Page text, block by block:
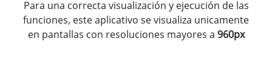
Para una correcta visualización y ejecución de las
funciones, este aplicativo se visualiza unicamente
en pantallas con resoluciones mayores a 960px